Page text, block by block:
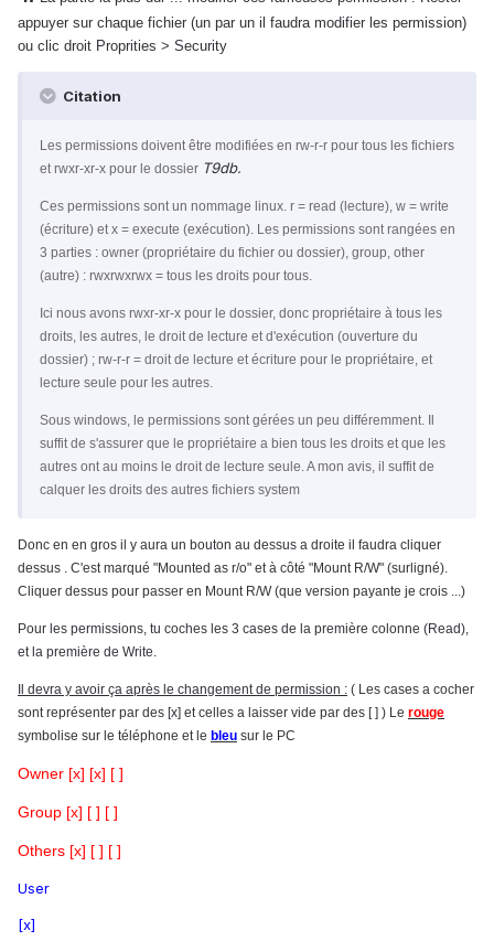
appuyer sur chaque fichier (un par un il faudra modifier les permission)
ou clic droit Proprities > Security
Citation
Les permissions doivent être modifiées en rw-r-r pour tous les fichiers
et rwxr-xr-x pour le dossier T9db.
Ces permissions sont un nommage linux. r = read (lecture), w = write
(écriture) et x = execute (exécution). Les permissions sont rangées en
3 parties : owner (propriétaire du fichier ou dossier), group, other
(autre) : rwxrwxrwx = tous les droits pour tous.
Ici nous avons rwxr-xr-x pour le dossier, donc propriétaire à tous les
droits, les autres, le droit de lecture et d'exécution (ouverture du
dossier) ; rw-r-r = droit de lecture et écriture pour le propriétaire, et
lecture seule pour les autres.
Sous windows, le permissions sont gérées un peu différemment. Il
suffit de s'assurer que le propriétaire a bien tous les droits et que les
autres ont au moins le droit de lecture seule. A mon avis, il suffit de
calquer les droits des autres fichiers system
Donc en en gros il y aura un bouton au dessus a droite il faudra cliquer
dessus . C'est marqué "Mounted as r/o" et à côté "Mount R/W" (surligné).
Cliquer dessus pour passer en Mount R/W (que version payante je crois ...)
Pour les permissions, tu coches les 3 cases de la première colonne (Read),
et la première de Write.
Il devra y avoir ça après le changement de permission : ( Les cases a cocher
sont représenter par des [x] et celles a laisser vide par des [ ] ) Le rouge
symbolise sur le téléphone et le bleu sur le PC
Owner [x] [x] [ ]
Group [x] [ ] [ ]
Others [x] [ ] [ ]
User
[x]